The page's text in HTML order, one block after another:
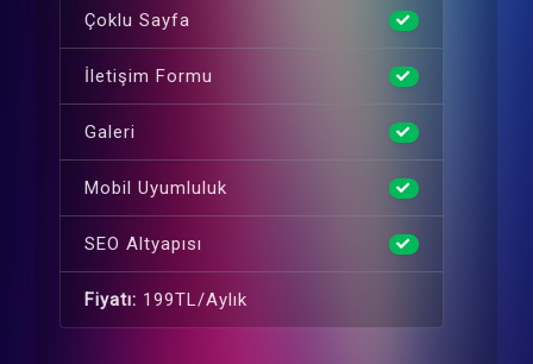
Çoklu Sayfa
İletişim Formu
Galeri
Mobil Uyumluluk
SEO Altyapısı
Fiyatı: 199TL/Aylık